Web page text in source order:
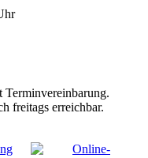
Terminvereinbarung.
freitags erreichbar.